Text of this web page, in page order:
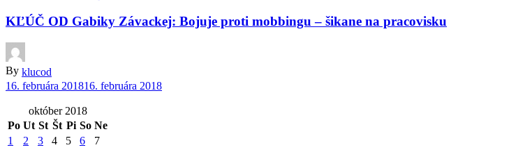
KĽÚČ OD Gabiky Závackej: Bojuje proti mobbingu – šikane na pracovisku
By klucod
16. februára 201816. februára 2018
október 2018
Po Ut St Št Pi So Ne
1
2 3 4 5 6 7